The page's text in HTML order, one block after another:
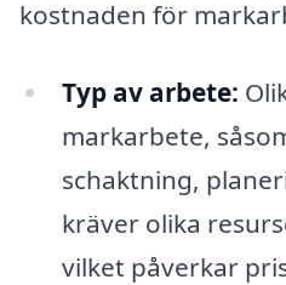
kostnaden för
Typ av arbete:
markarbete,
schaktning,
kräver olika
vilket påverkar